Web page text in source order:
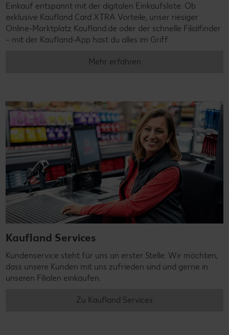
Einkauf entspannt mit der digitalen Einkaufsliste. Ob
exklusive Kaufland Card XTRA Vorteile, unser riesiger
Online-Marktplatz Kaufland.de oder der schnelle Filialfinder
– mit der Kaufland-App hast du alles im Griff.
Mehr erfahren
Kaufland Services
Kundenservice steht für uns an erster Stelle: Wir möchten,
dass unsere Kunden mit uns zufrieden sind und gerne in
unseren Filialen einkaufen.
Zu Kaufland Services